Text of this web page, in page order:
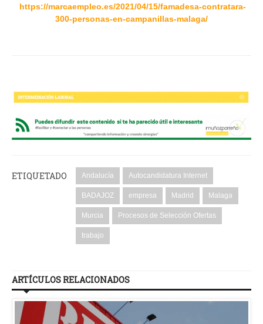
https://marcaempleo.es/2021/04/15/famadesa-contratara-
300-personas-en-campanillas-malaga/
ETIQUETADO Andalucía Autocandidatura Internet
BADAJOZ empresa Madrid Malaga
Murcia Procesos de Selección Ofertas
trabajo
ARTÍCULOS RELACIONADOS